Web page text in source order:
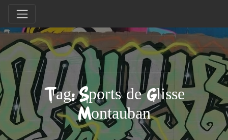
Tag: Sports de Glisse
Montauban